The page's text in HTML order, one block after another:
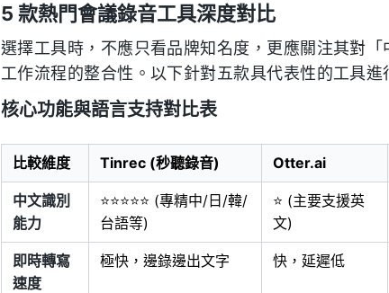
5 款熱門會議錄音工具深度對比
選擇工具時，不應只看品牌知名度，更應關注其對
工作流程的整合性。以下針對五款具代表性的工具進
核心功能與語言支持對比表
比較維度 Tinrec (秒聽錄音) Otter.ai
中文識別
能力
⭐⭐⭐⭐⭐ (專精中/日/韓/
台語等)
⭐ (主要支援英
文)
即時轉寫
速度
極快，邊錄邊出文字 快，延遲低